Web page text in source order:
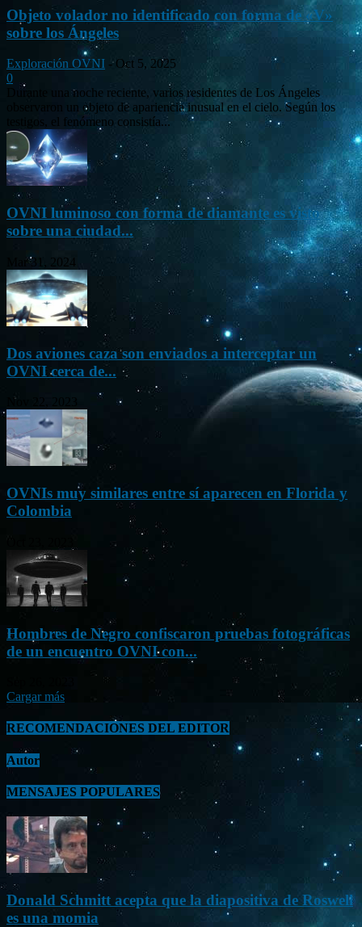
Objeto volador no identificado con forma de «V»
sobre los Ángeles
Exploración OVNI - Oct 5, 2025
0
Durante una noche reciente, varios residentes de Los Ángeles
observaron un objeto de apariencia inusual en el cielo. Según los
testigos, el fenómeno consistía...
OVNI luminoso con forma de diamante es visto
sobre una ciudad...
Mar 31, 2024
Dos aviones caza son enviados a interceptar un
OVNI cerca de...
Nov 22, 2023
OVNIs muy similares entre sí aparecen en Florida y
Colombia
Hombres de Negro confiscaron pruebas fotográficas
de un encuentro OVNI con...
Cargar más
RECOMENDACIONES DEL EDITOR
Autor
MENSAJES POPULARES
Donald Schmitt acepta que la diapositiva de Roswell
es una momia